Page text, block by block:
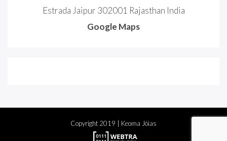
Estrada Jaipur 302001 Rajasthan India
Google Maps
Copyright 2019 | Keoma Jóias